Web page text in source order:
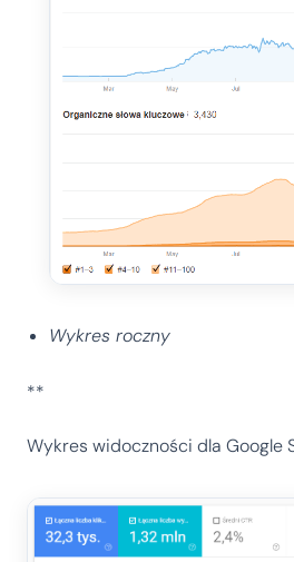
Wykres roczny
**
Wykres widoczności dla Google